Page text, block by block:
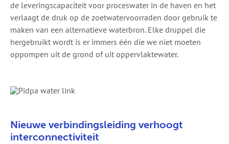
de leveringscapaciteit voor proceswater in de haven en het
verlaagt de druk op de zoetwatervoorraden door gebruik te
maken van een alternatieve waterbron. Elke druppel die
hergebruikt wordt is er immers één die we niet moeten
oppompen uit de grond of uit oppervlaktewater.
Nieuwe verbindingsleiding verhoogt
interconnectiviteit